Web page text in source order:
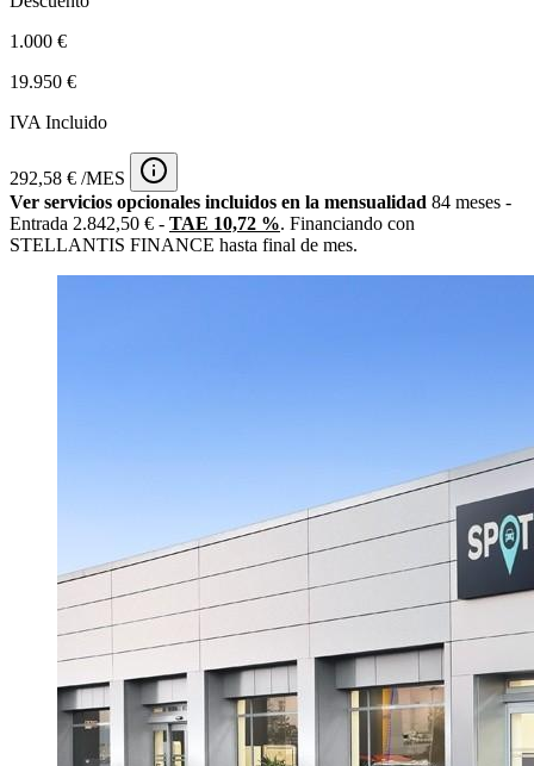
1.000 €
19.950 €
IVA Incluido
292,58 € /MES
Ver servicios opcionales incluidos en la mensualidad 84 meses -
Entrada 2.842,50 € - TAE 10,72 %. Financiando con
STELLANTIS FINANCE hasta final de mes.